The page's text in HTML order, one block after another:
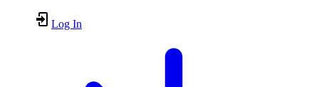
Log In